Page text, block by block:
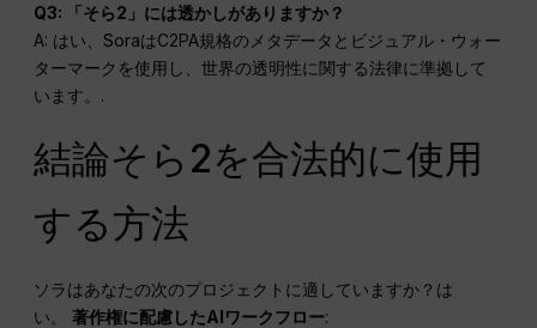
Q3: 「そら2」には透かしがありますか？
A: はい、SoraはC2PA規格のメタデータとビジュアル・ウォー
ターマークを使用し、世界の透明性に関する法律に準拠して
います。.
結論そら2を合法的に使用
する方法
ソラはあなたの次のプロジェクトに適していますか？は
い。著作権に配慮したAIワークフロー: